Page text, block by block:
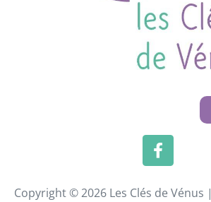
Copyright © 2026 Les Clés de Vénus |